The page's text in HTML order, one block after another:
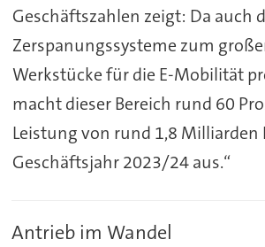
Geschäftszahlen zeigt: Da auch
Zerspanungssysteme zum
Werkstücke für die E-Mobilität
macht dieser Bereich rund 60
Leistung von rund 1,8 Milliarden
Geschäftsjahr 2023/24 aus.“
Antrieb im Wandel